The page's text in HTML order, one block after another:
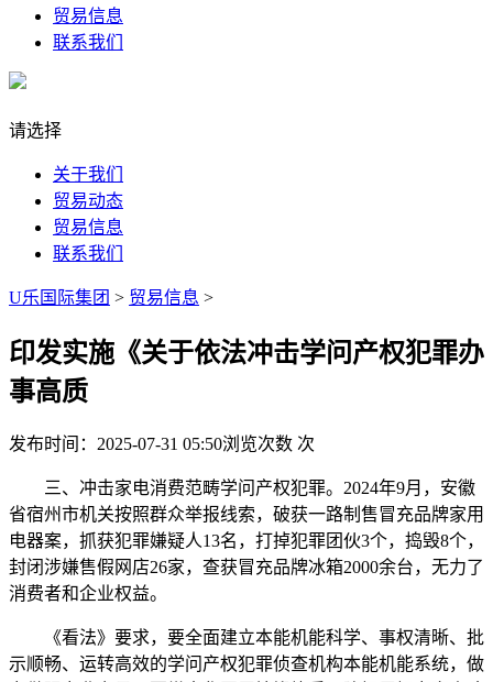
贸易信息
联系我们
请选择
关于我们
贸易动态
贸易信息
联系我们
U乐国际集团 > 贸易信息 >
印发实施《关于依法冲击学问产权犯罪办
事高质
发布时间：2025-07-31 05:50浏览次数 次
三、冲击家电消费范畴学问产权犯罪。2024年9月，安徽
省宿州市机关按照群众举报线索，破获一路制售冒充品牌家用
电器案，抓获犯罪嫌疑人13名，打掉犯罪团伙3个，捣毁8个，
封闭涉嫌售假网店26家，查获冒充品牌冰箱2000余台，无力了
消费者和企业权益。
《看法》要求，要全面建立本能机能科学、事权清晰、批
示顺畅、运转高效的学问产权犯罪侦查机构本能机能系统，做